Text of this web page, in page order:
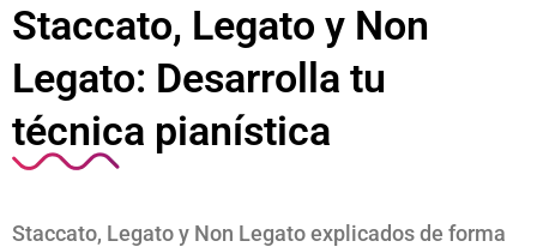
Staccato, Legato y Non
Legato: Desarrolla tu
técnica pianística
Staccato, Legato y Non Legato explicados de forma